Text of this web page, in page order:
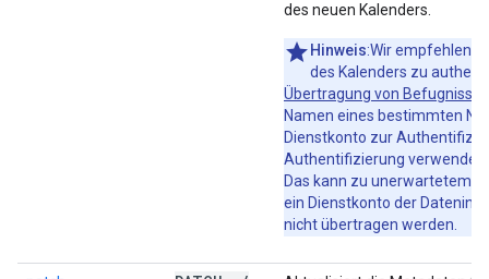
des neuen Kalenders.
Hinweis:Wir empfehlen,
des Kalenders zu
Übertragung von Befugnissen
Namen eines bestimmten
Dienstkonto zur
Authentifizierung
Das kann zu unerwartetem
ein Dienstkonto der
nicht übertragen werden.